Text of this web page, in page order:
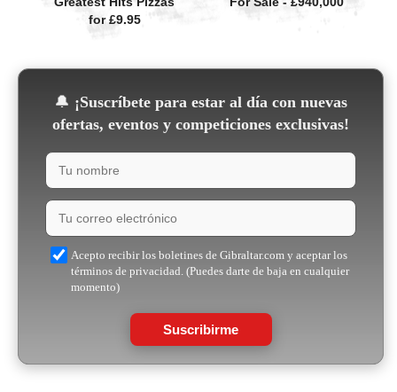
for £9.95
🔔 ¡Suscríbete para estar al día con nuevas
ofertas, eventos y competiciones exclusivas!
Acepto recibir los boletines de Gibraltar.com y aceptar los
términos de privacidad. (Puedes darte de baja en cualquier
momento)
Suscribirme